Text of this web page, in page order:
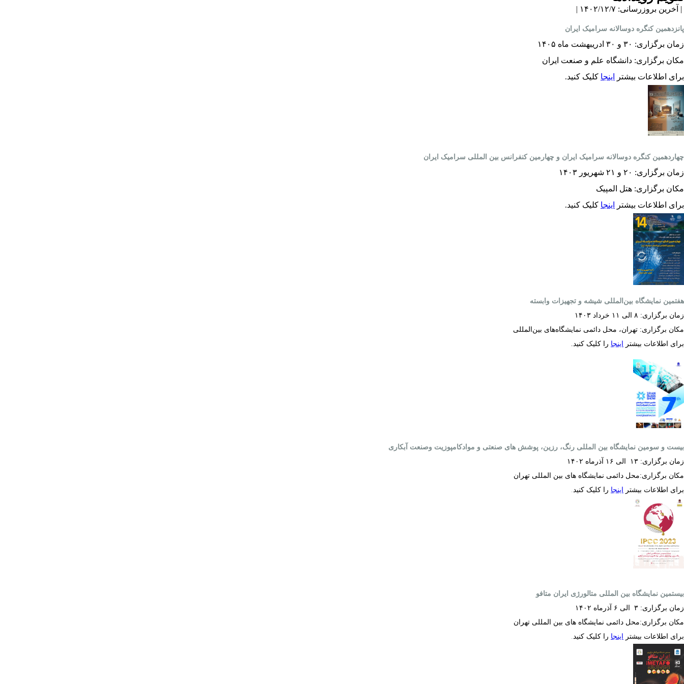
| آخرین بروزرسانی: ۱۴۰۲/۱۲/۷ |
پانزدهمین کنگره دوسالانه سرامیک ایران
زمان برگزاری: ۳۰ و ۳۰ ادریبهشت ماه ۱۴۰۵
مکان برگزاری: دانشگاه علم و صنعت ایران
برای اطلاعات بیشتر
اینجا کلیک کنید.
چهاردهمین کنگره دوسالانه سرامیک ایران و چهارمین کنفرانس بین المللی سرامیک ایران
زمان برگزاری: ۲۰ و ۲۱ شهریور ۱۴۰۳
مکان برگزاری: هتل المپیک
برای اطلاعات بیشتر
اینجا کلیک کنید.
هفتمین نمایشگاه بین‌المللی شیشه و تجهیزات وابسته
زمان برگزاری: ۸ الی ۱۱ خرداد ۱۴۰۳
مکان برگزاری: تهران، محل دائمی نمایشگاه‌های بین‌المللی
برای اطلاعات بیشتر
اینجا را کلیک کنید.
بیست و سومین نمایشگاه بین المللی رنگ، رزین، پوشش های صنعتی و موادکامپوزیت وصنعت آبکاری
زمان برگزاری: ۱۳ الی ۱۶ آذرماه ۱۴۰۲
مکان برگزاری:محل دائمی نمایشگاه های بین المللی تهران
برای اطلاعات بیشتر
اینجا را کلیک کنید.
بیستمین نمایشگاه بین المللی متالورژی ایران متافو
زمان برگزاری: ۳ الی ۶ آذرماه ۱۴۰۲
مکان برگزاری:محل دائمی نمایشگاه های بین المللی تهران
برای اطلاعات بیشتر
اینجا را کلیک کنید.